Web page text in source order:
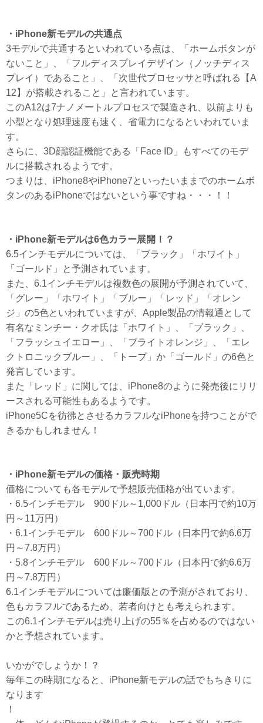
・iPhone新モデルの共通点
3モデルで共通するといわれている点は、「ホームボタンが
ないこと」、「フルディスプレイデザイン（ノッチディス
プレイ）であること」、「次世代プロセッサと呼ばれる【A
12】が搭載されること」と言われています。
このA12は7ナノメートルプロセスで製造され、以前よりも
小型となり処理速度も速く、省電力になるといわれていま
す。
さらに、3D顔認証機能である「Face ID」もすべてのモデ
ルに搭載されるようです。
つまりは、iPhone8やiPhone7といったいままでのホームボ
タンのあるiPhoneではないという事ですね・・・！！
・iPhone新モデルは6色カラー展開！？
6.5インチモデルについては、「ブラック」「ホワイト」
「ゴールド」と予測されています。
また、6.1インチモデルは複数色の展開が予測されていて、
「グレー」「ホワイト」「ブルー」「レッド」「オレン
ジ」の5色といわれていますが、Apple製品の情報通として
有名なミンチー・クオ氏は「ホワイト」、「ブラック」、
「フラッシュイエロー」、「ブライトオレンジ」、「エレ
クトロニックブルー」、「トープ」か「ゴールド」の6色と
発言しています。
また「レッド」に関しては、iPhone8のように発売後にリリ
ースされる可能性もあるようです。
iPhone5Cを彷彿とさせるカラフルなiPhoneを持つことがで
きるかもしれません！
・iPhone新モデルの価格・販売時期
価格についても各モデルで予想販売価格が出ています。
・6.5インチモデル 900ドル～1,000ドル（日本円で約10万
円～11万円）
・6.1インチモデル 600ドル～700ドル（日本円で約6.6万
円～7.8万円）
・5.8インチモデル 600ドル～700ドル（日本円で約6.6万
円～7.8万円）
6.1インチモデルについては廉価版との予測がされており、
色もカラフルであるため、若者向けとも考えられます。
この6.1インチモデルは売り上げの55％を占めるのではない
かと予想されています。
いかがでしょうか！？
毎年この時期になると、iPhone新モデルの話でもちきりに
なります
！